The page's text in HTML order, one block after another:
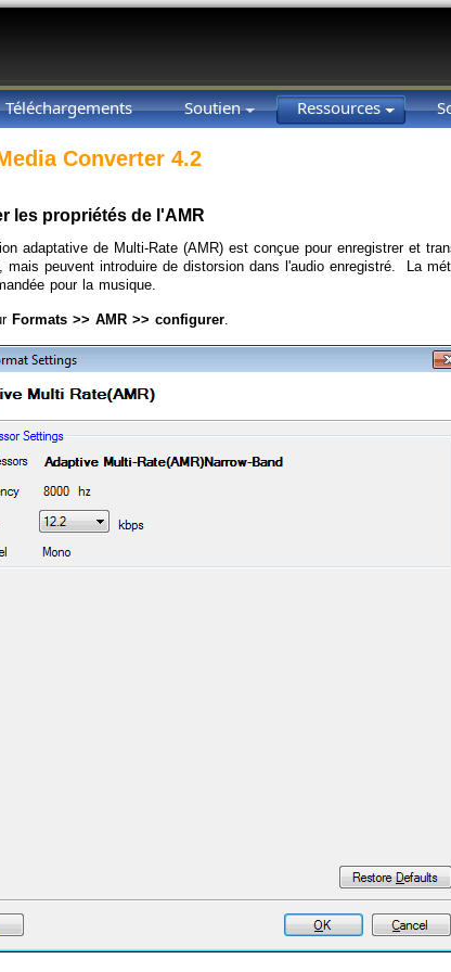
Téléchargements Soutien Ressources
Converter 4.2
les propriétés de l'AMR
adaptative de Multi-Rate (AMR) est conçue pour enregistrer et
mais peuvent introduire de distorsion dans l'audio enregistré. La
pour la musique.
Formats >> AMR >> configurer.